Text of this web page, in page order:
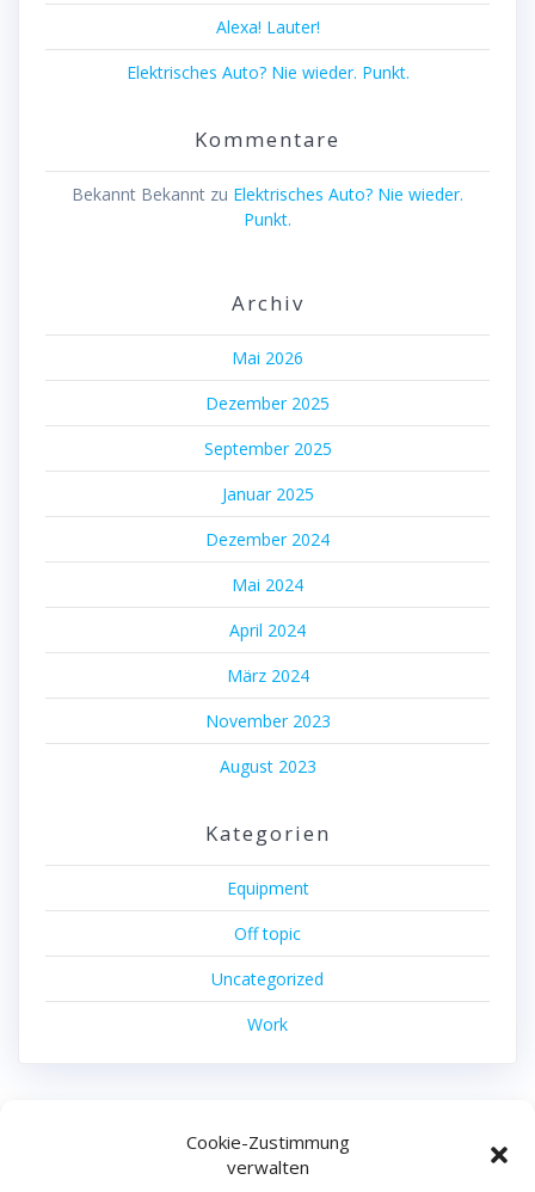
Cookie-Zustimmung
verwalten
Alexa! Lauter!
Elektrisches Auto? Nie wieder. Punkt.
Kommentare
Bekannt Bekannt zu Elektrisches Auto? Nie wieder.
Punkt.
Archiv
Mai 2026
Dezember 2025
September 2025
Januar 2025
Dezember 2024
Mai 2024
April 2024
März 2024
November 2023
August 2023
Kategorien
Equipment
Off topic
Uncategorized
Work
machdas filmproduktion